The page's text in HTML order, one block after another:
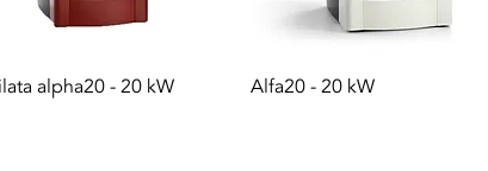
Vista rapida
alpha20 - 20 kW Vista rapida
Alfa20 - 20 kW